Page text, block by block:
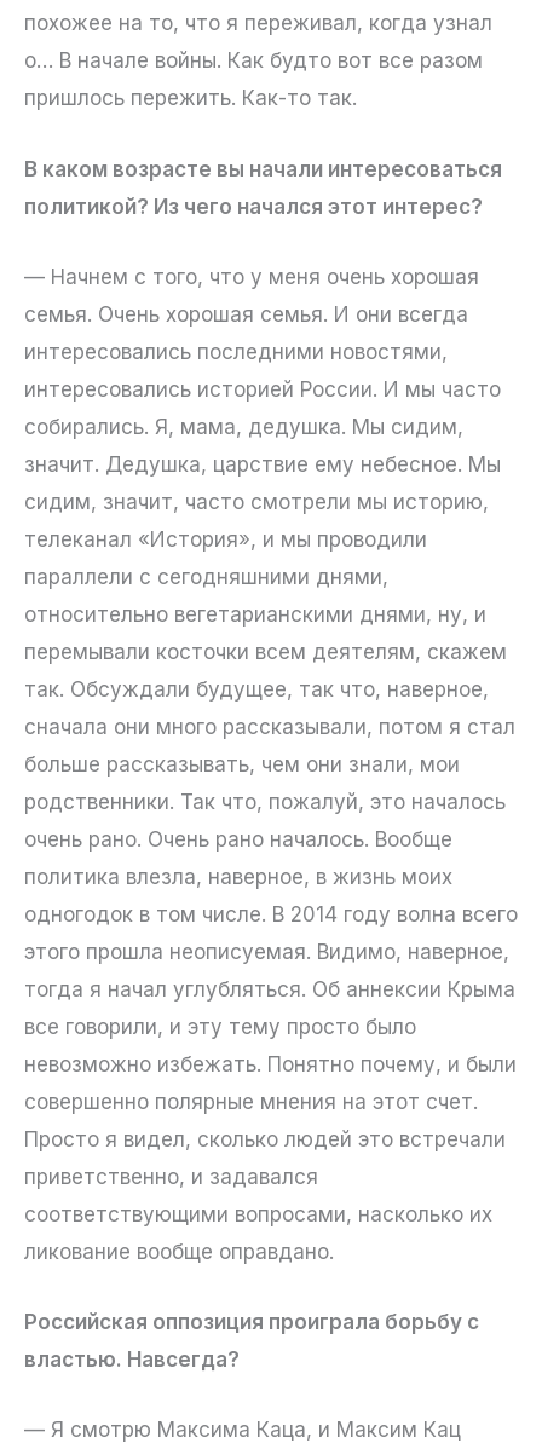
похожее на то, что я переживал, когда узнал
о… В начале войны. Как будто вот все разом
пришлось пережить. Как-то так.
В каком возрасте вы начали интересоваться
политикой? Из чего начался этот интерес?
— Начнем с того, что у меня очень хорошая
семья. Очень хорошая семья. И они всегда
интересовались последними новостями,
интересовались историей России. И мы часто
собирались. Я, мама, дедушка. Мы сидим,
значит. Дедушка, царствие ему небесное. Мы
сидим, значит, часто смотрели мы историю,
телеканал «История», и мы проводили
параллели с сегодняшними днями,
относительно вегетарианскими днями, ну, и
перемывали косточки всем деятелям, скажем
так. Обсуждали будущее, так что, наверное,
сначала они много рассказывали, потом я стал
больше рассказывать, чем они знали, мои
родственники. Так что, пожалуй, это началось
очень рано. Очень рано началось. Вообще
политика влезла, наверное, в жизнь моих
одногодок в том числе. В 2014 году волна всего
этого прошла неописуемая. Видимо, наверное,
тогда я начал углубляться. Об аннексии Крыма
все говорили, и эту тему просто было
невозможно избежать. Понятно почему, и были
совершенно полярные мнения на этот счет.
Просто я видел, сколько людей это встречали
приветственно, и задавался
соответствующими вопросами, насколько их
ликование вообще оправдано.
Российская оппозиция проиграла борьбу с
властью. Навсегда?
— Я смотрю Максима Каца, и Максим Кац